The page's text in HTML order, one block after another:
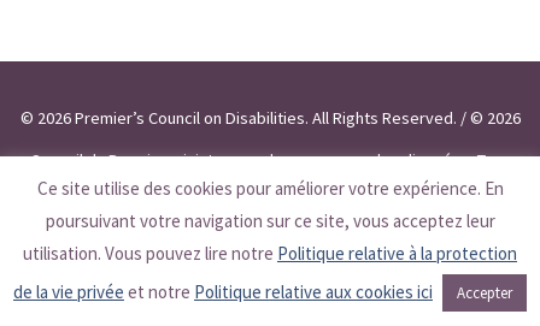
© 2026 Premier’s Council on Disabilities. All Rights Reserved. / © 2026
Conseil du Premier ministre pour les personnes handicapées. Tous
droits réservés.
Ce site utilise des cookies pour améliorer votre expérience. En
poursuivant votre navigation sur ce site, vous acceptez leur
utilisation. Vous pouvez lire notre Politique relative à la protection
de la vie privée et notre Politique relative aux cookies ici Accepter